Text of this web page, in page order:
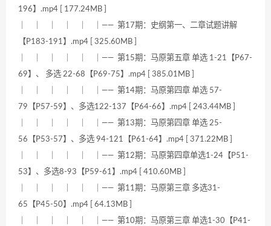
196】.mp4 [ 177.24MB ]
｜ ｜ ｜ ｜ ｜ ｜—— 第17期：史纲第一、二章试题讲解
【P183-191】.mp4 [ 325.60MB ]
｜ ｜ ｜ ｜ ｜ ｜—— 第15期：马原第五章 单选 1-21【P67-
69】、 多选 22-68【P69-75】.mp4 [ 385.01MB ]
｜ ｜ ｜ ｜ ｜ ｜—— 第14期：马原第四章 单选 57-
79【P57-59】、多选122-137【P64-66】.mp4 [ 243.44MB ]
｜ ｜ ｜ ｜ ｜ ｜—— 第13期：马原第四章 单选 25-
56【P53-57】、多选 94-121【P61-64】.mp4 [ 371.22MB ]
｜ ｜ ｜ ｜ ｜ ｜—— 第12期：马原第四章单选1-24【P51-
53】、多选8-93【P59-61】.mp4 [ 410.60MB ]
｜ ｜ ｜ ｜ ｜ ｜—— 第11期：马原第三章 多选31-
65【P45-50】.mp4 [ 64.13MB ]
｜ ｜ ｜ ｜ ｜ ｜—— 第10期：马原第三章 单选1-30【P41-